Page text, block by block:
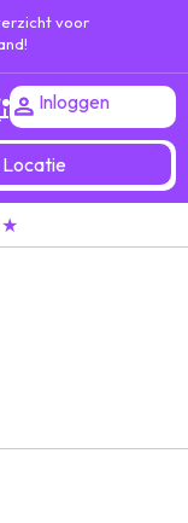
voor
Inloggen
Locatie